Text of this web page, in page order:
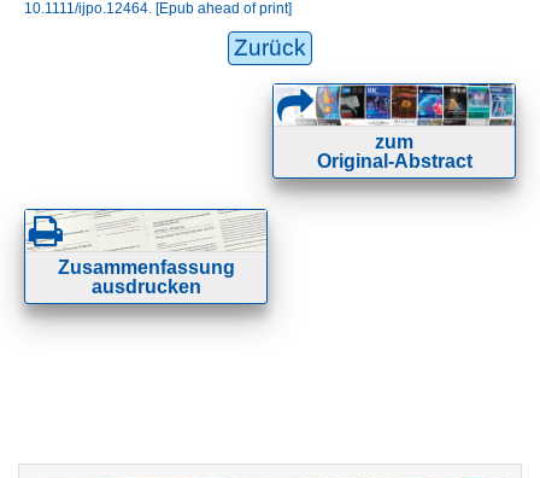
10.1111/ijpo.12464. [Epub ahead of print]
Zurück
zum
Original-Abstract
Zusammenfassung
ausdrucken